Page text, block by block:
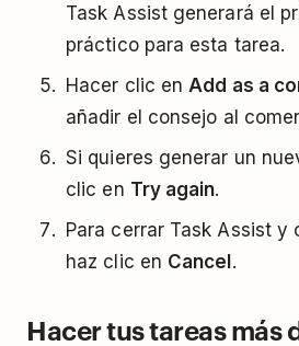
Task Assist generará el
práctico para esta tarea.
Hacer clic en Add as a
añadir el consejo al
Si quieres generar un
clic en Try again.
Para cerrar Task Assist y
haz clic en Cancel.
Hacer tus tareas más